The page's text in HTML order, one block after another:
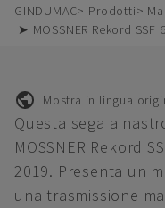
GINDUMAC Prodotti
➤ MOSSNER Rekord
Mostra in lingua
Questa sega a
MOSSNER Rekord
2019. Presenta un
una trasmissione